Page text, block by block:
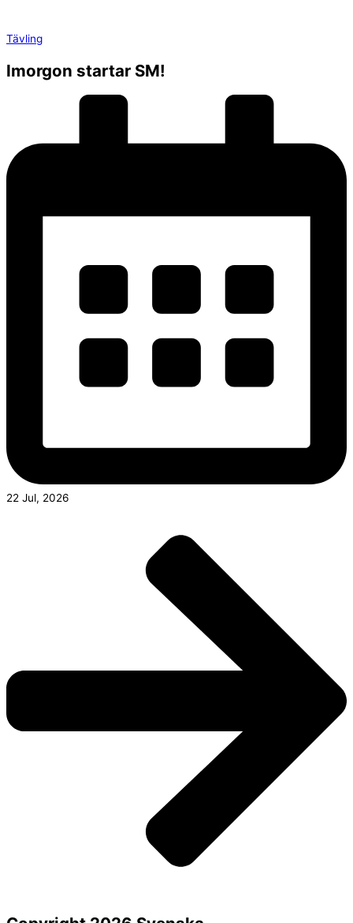
Tävling
Imorgon startar SM!
22 Jul, 2026